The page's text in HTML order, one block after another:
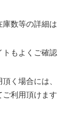
庫数等の詳細は
トもよくご確認
く場合には、
ご利用頂けます